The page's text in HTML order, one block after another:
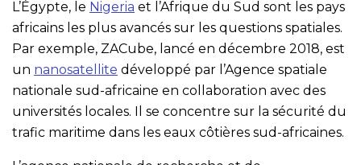
L’Égypte, le Nigeria et l’Afrique du Sud sont les pays
africains les plus avancés sur les questions spatiales.
Par exemple, ZACube, lancé en décembre 2018, est
un nanosatellite développé par l’Agence spatiale
nationale sud-africaine en collaboration avec des
universités locales. Il se concentre sur la sécurité du
trafic maritime dans les eaux côtières sud-africaines.